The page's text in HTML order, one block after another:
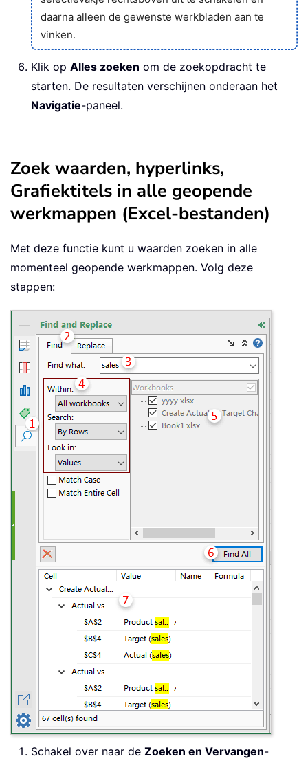
daarna alleen de gewenste werkbladen aan te
vinken.
Klik op Alles zoeken om de zoekopdracht te
starten. De resultaten verschijnen onderaan het
Navigatie-paneel.
Zoek waarden, hyperlinks,
Grafiektitels in alle geopende
werkmappen (Excel-bestanden)
Met deze functie kunt u waarden zoeken in alle
momenteel geopende werkmappen. Volg deze
stappen:
Schakel over naar de Zoeken en Vervangen-